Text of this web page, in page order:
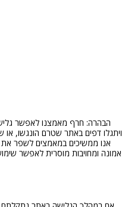
הבהרה: חרף מאמצנו לאפשר
ויתגלו דפים באתר שטרם הונגשו,
אנו ממשיכים במאמצים לשפר
אמונה ומחויבות מוסרית לאפשר